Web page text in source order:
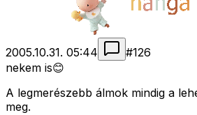
2005.10.31. 05:44 #126
nekem is😊
A legmerészebb álmok mindig a
meg.